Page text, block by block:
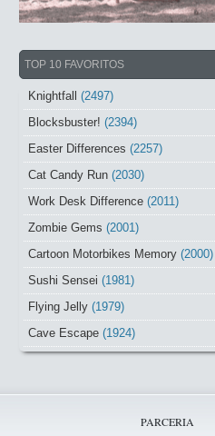
TOP 10 FAVORITOS
Knightfall (2497)
Blocksbuster! (2394)
Easter Differences (2257)
Cat Candy Run (2030)
Work Desk Difference (2011)
Zombie Gems (2001)
Cartoon Motorbikes Memory (2000)
Sushi Sensei (1981)
Flying Jelly (1979)
Cave Escape (1924)
PARCERIA